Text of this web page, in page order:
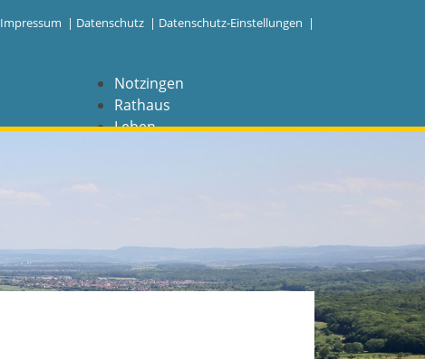
Impressum | Datenschutz | Datenschutz-Einstellungen |
Notzingen
Rathaus
Leben
Notzingen